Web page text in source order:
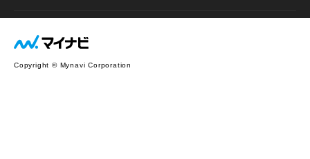
Copyright © Mynavi Corporation